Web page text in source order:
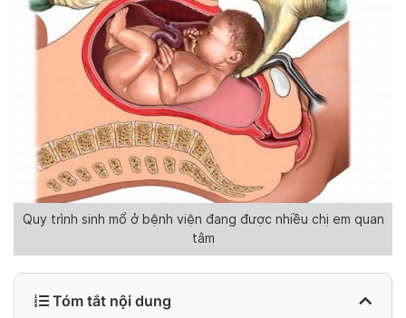
Quy trình sinh mổ ở bệnh viện đang được nhiều chị em quan
tâm
Tóm tắt nội dung